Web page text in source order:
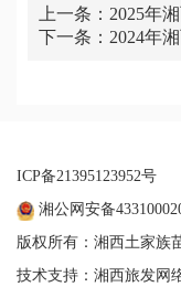
上一条： 2025年
示（二）
下一条： 2024年
ICP备21395123952号
湘公网安备
版权所有：湘西土家族
技术支持：湘西旅发网